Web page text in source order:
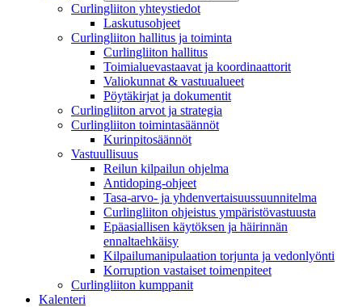
Curlingliiton yhteystiedot
Laskutusohjeet
Curlingliiton hallitus ja toiminta
Curlingliiton hallitus
Toimialuevastaavat ja koordinaattorit
Valiokunnat & vastuualueet
Pöytäkirjat ja dokumentit
Curlingliiton arvot ja strategia
Curlingliiton toimintasäännöt
Kurinpitosäännöt
Vastuullisuus
Reilun kilpailun ohjelma
Antidoping-ohjeet
Tasa-arvo- ja yhdenvertaisuussuunnitelma
Curlingliiton ohjeistus ympäristövastuusta
Epäasiallisen käytöksen ja häirinnän
ennaltaehkäisy
Kilpailumanipulaation torjunta ja vedonlyönti
Korruption vastaiset toimenpiteet
Curlingliiton kumppanit
Kalenteri